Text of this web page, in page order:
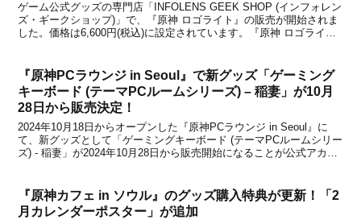
ゲーム公式グッズの専門店「INFOLENS GEEK SHOP (インフォレン
ズ・ギークショップ)」で、『原神 ロゴライト』の販売が開始されま
した。価格は6,600円(税込)に設定されています。『原神 ロゴライ
『原神PCラウンジ in Seoul』で新グッズ「ゲーミング
キーボード (テーマPCルームシリーズ) – 稲妻」が10月
28日から販売決定！
2024年10月18日からオープンした『原神PCラウンジ in Seoul』に
て、新グッズとして「ゲーミングキーボード (テーマPCルームシリー
ズ) - 稲妻」が2024年10月28日から販売開始になることが公式アカウ
『原神カフェ in ソウル』のグッズ購入特典が更新！「2
月カレンダーポスター」が追加